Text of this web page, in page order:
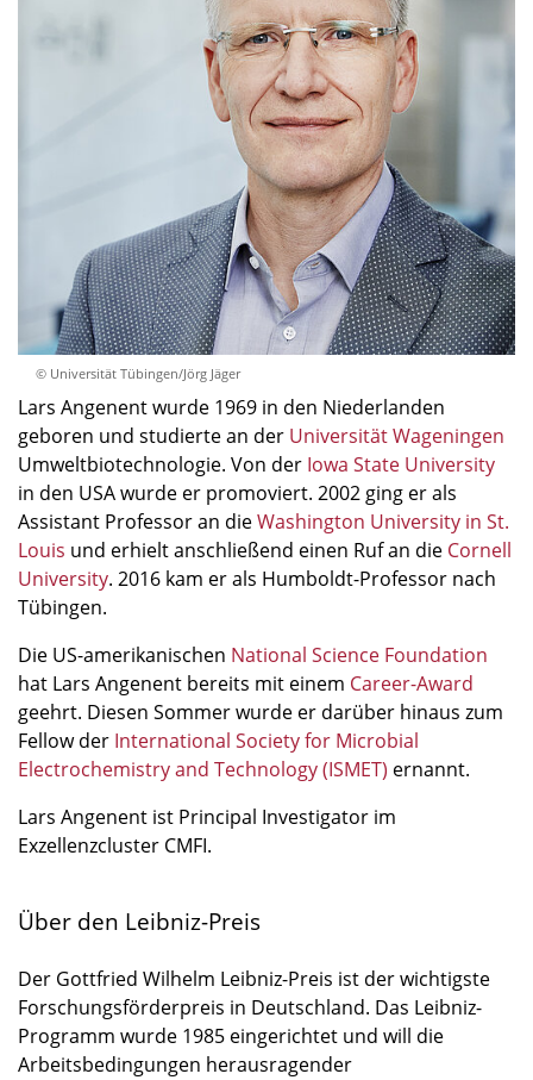
© Universität Tübingen/Jörg Jäger
Lars Angenent wurde 1969 in den Niederlanden
geboren und studierte an der Universität Wageningen
Umweltbiotechnologie. Von der Iowa State University
in den USA wurde er promoviert. 2002 ging er als
Assistant Professor an dieWashington University in St.
Louis und erhielt anschließend einen Ruf an die Cornell
University. 2016 kam er als Humboldt-Professor nach
Tübingen.
Die US-amerikanischen National Science Foundation
hat Lars Angenent bereits mit einem Career-Award
geehrt. Diesen Sommer wurde er darüber hinaus zum
Fellow der International Society for Microbial
Electrochemistry and Technology (ISMET) ernannt.
Lars Angenent ist Principal Investigator im
Exzellenzcluster CMFI.
Über den Leibniz-Preis
Der Gottfried Wilhelm Leibniz-Preis ist der wichtigste
Forschungsförderpreis in Deutschland. Das Leibniz-
Programm wurde 1985 eingerichtet und will die
Arbeitsbedingungen herausragender